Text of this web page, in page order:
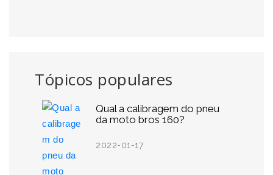
Tópicos populares
Qual a calibragem do pneu
da moto bros 160?
2022-01-17